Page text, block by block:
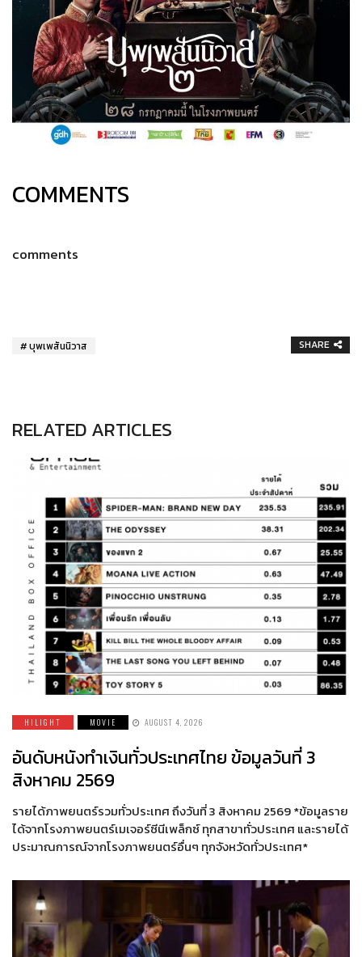
COMMENTS
comments
บุพเพสันนิวาส SHARE
RELATED ARTICLES
HILIGHT MOVIE AUGUST 4, 2026
อันดับหนังทำเงินทั่วประเทศไทย ข้อมูลวันที่ 3
สิงหาคม 2569
รายได้ภาพยนตร์รวมทั่วประเทศ ถึงวันที่ 3 สิงหาคม 2569 *ข้อมูลราย
ได้จากโรงภาพยนตร์เมเจอร์ซีนีเพล็กซ์ ทุกสาขาทั่วประเทศ และรายได้
ประมาณการณ์จากโรงภาพยนตร์อื่นๆ ทุกจังหวัดทั่วประเทศ*